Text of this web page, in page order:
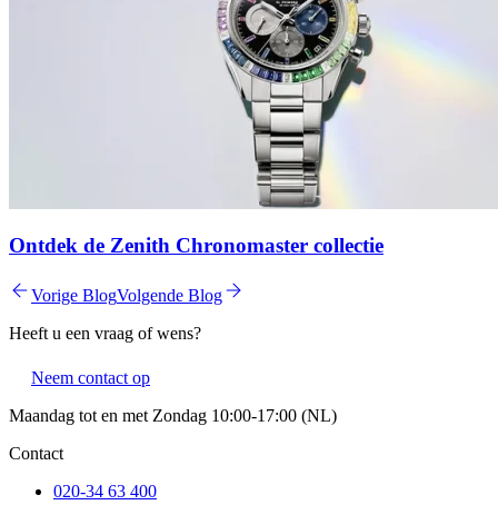
Ontdek de Zenith Chronomaster collectie
Vorige BlogVolgende Blog
Heeft u een vraag of wens?
Neem contact op
Maandag tot en met Zondag 10:00-17:00 (NL)
Contact
020-34 63 400